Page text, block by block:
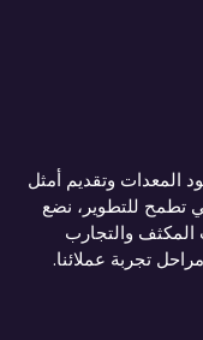
المعدات وتقديم أمثل
تطمح للتطوير، نضع
المكثف والتجارب
تجربة عملائنا.